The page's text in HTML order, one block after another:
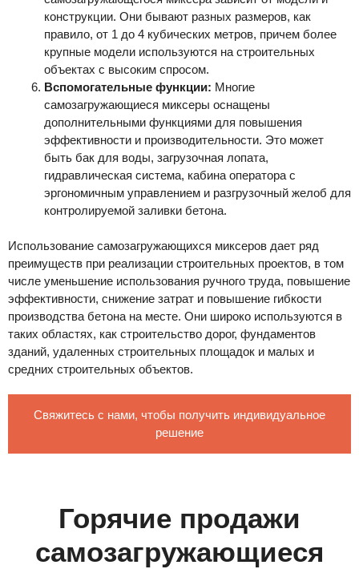
конструкции. Они бывают разных размеров, как
правило, от 1 до 4 кубических метров, причем более
крупные модели используются на строительных
объектах с высоким спросом.
Вспомогательные функции: Многие
самозагружающиеся миксеры оснащены
дополнительными функциями для повышения
эффективности и производительности. Это может
быть бак для воды, загрузочная лопата,
гидравлическая система, кабина оператора с
эргономичным управлением и разгрузочный желоб для
контролируемой заливки бетона.
Использование самозагружающихся миксеров дает ряд
преимуществ при реализации строительных проектов, в том
числе уменьшение использования ручного труда, повышение
эффективности, снижение затрат и повышение гибкости
производства бетона на месте. Они широко используются в
таких областях, как строительство дорог, фундаментов
зданий, удаленных строительных площадок и малых и
средних строительных объектов.
Свяжитесь с нами, чтобы получить индивидуальное
решение
Горячие продажи
самозагружающиеся